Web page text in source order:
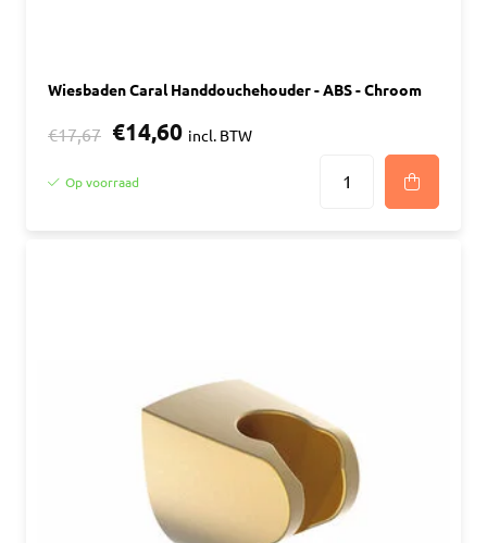
Wiesbaden Caral Handdouchehouder - ABS - Chroom
€17,67 €14,60 incl. BTW
Op voorraad